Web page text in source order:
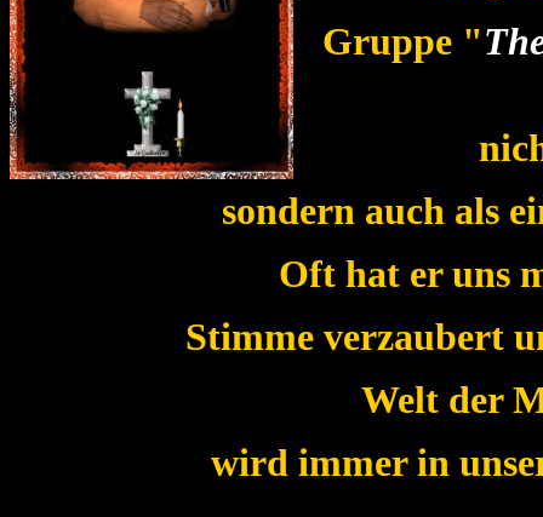
Gruppe "
sondern auch als
Oft hat er uns
Stimme verzaubert
Welt der
wird immer in